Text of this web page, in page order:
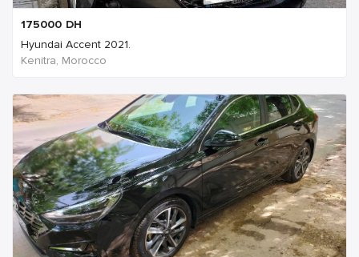
175000 DH
Hyundai Accent 2021.
Kenitra, Morocco